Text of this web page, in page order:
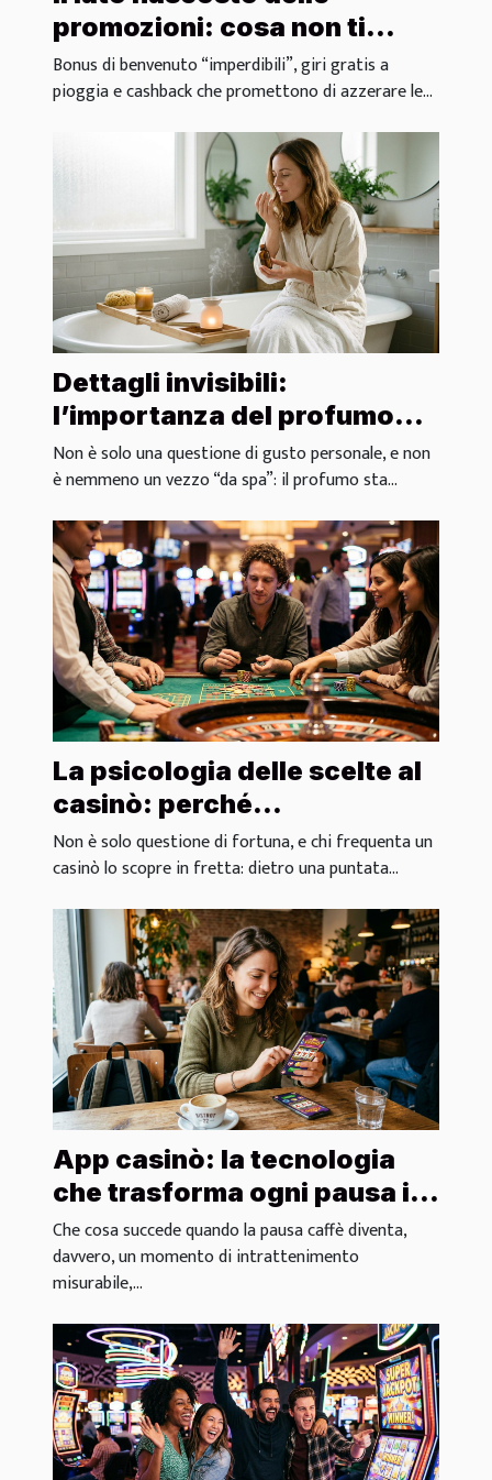
promozioni: cosa non ti
dicono sui bonus dei casinò
Bonus di benvenuto “imperdibili”, giri gratis a
pioggia e cashback che promettono di azzerare le...
Dettagli invisibili:
l’importanza del profumo
nei rituali di benessere
Non è solo una questione di gusto personale, e non
è nemmeno un vezzo “da spa”: il profumo sta...
La psicologia delle scelte al
casinò: perché
scommettiamo ciò che
scommettiamo
Non è solo questione di fortuna, e chi frequenta un
casinò lo scopre in fretta: dietro una puntata...
App casinò: la tecnologia
che trasforma ogni pausa in
azione
Che cosa succede quando la pausa caffè diventa,
davvero, un momento di intrattenimento
misurabile,...